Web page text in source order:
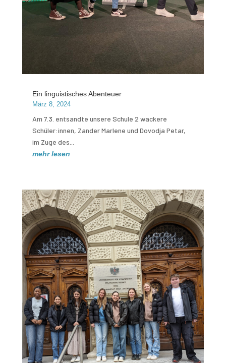
Ein linguistisches Abenteuer
März 8, 2024
Am 7.3. entsandte unsere Schule 2 wackere
Schüler:innen, Zander Marlene und Dovodja Petar,
im Zuge des...
mehr lesen